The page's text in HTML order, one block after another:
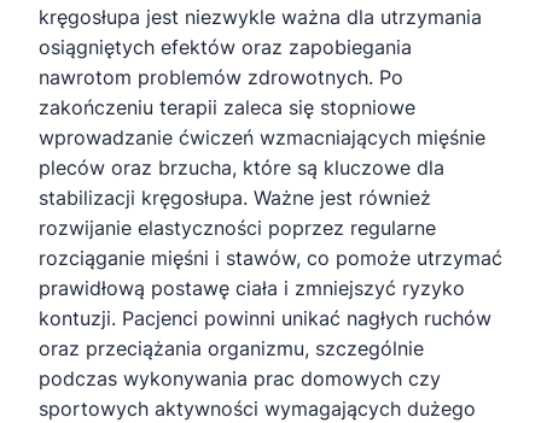
kręgosłupa jest niezwykle ważna dla utrzymania
osiągniętych efektów oraz zapobiegania
nawrotom problemów zdrowotnych. Po
zakończeniu terapii zaleca się stopniowe
wprowadzanie ćwiczeń wzmacniających mięśnie
pleców oraz brzucha, które są kluczowe dla
stabilizacji kręgosłupa. Ważne jest również
rozwijanie elastyczności poprzez regularne
rozciąganie mięśni i stawów, co pomoże utrzymać
prawidłową postawę ciała i zmniejszyć ryzyko
kontuzji. Pacjenci powinni unikać nagłych ruchów
oraz przeciążania organizmu, szczególnie
podczas wykonywania prac domowych czy
sportowych aktywności wymagających dużego